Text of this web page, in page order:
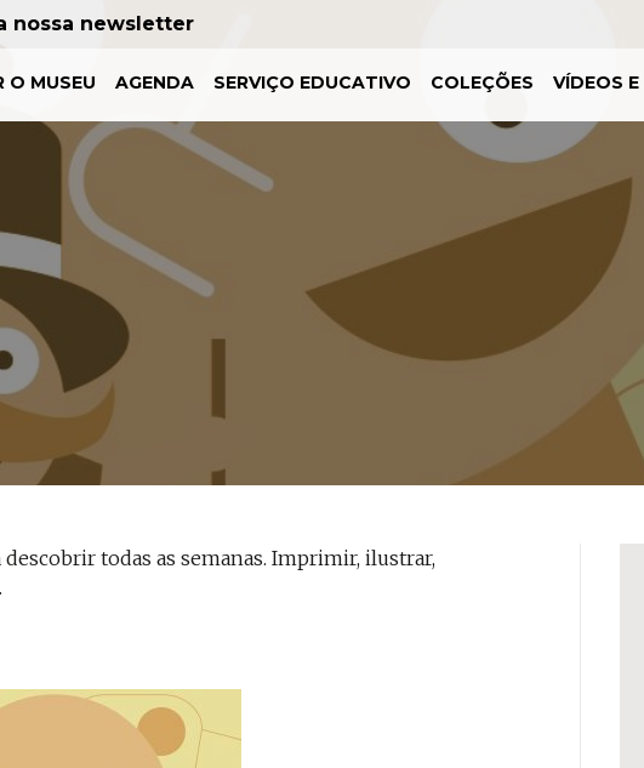
nossa newsletter
O MUSEU AGENDA SERVIÇO EDUCATIVO COLEÇÕES VÍDEOS
descobrir todas as semanas. Imprimir, ilustrar,